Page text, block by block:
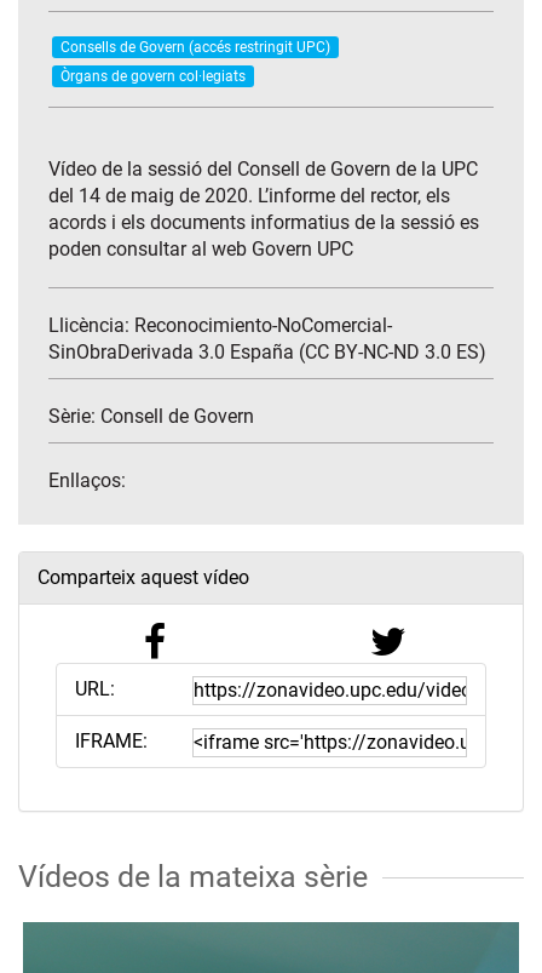
Consells de Govern (accés restringit UPC)
Òrgans de govern col·legiats
Vídeo de la sessió del Consell de Govern de la UPC
del 14 de maig de 2020. L’informe del rector, els
acords i els documents informatius de la sessió es
poden consultar al web Govern UPC
Llicència: Reconocimiento-NoComercial-
SinObraDerivada 3.0 España (CC BY-NC-ND 3.0 ES)
Sèrie: Consell de Govern
Enllaços:
Comparteix aquest vídeo
URL:
IFRAME:
Vídeos de la mateixa sèrie